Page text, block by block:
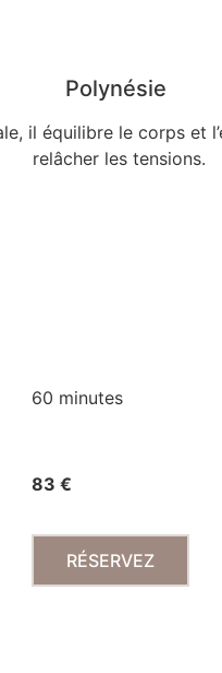
Polynésie
il équilibre le corps et
relâcher les tensions.
60 minutes
83 €
RÉSERVEZ